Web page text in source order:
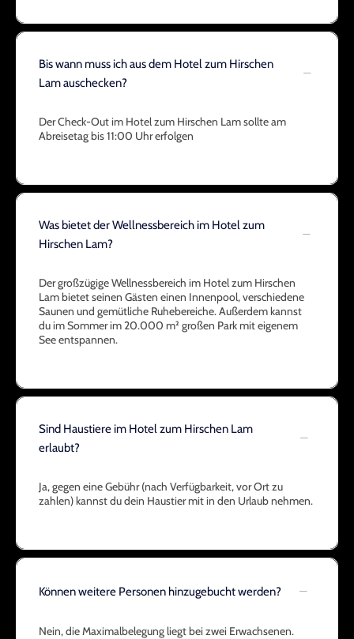
Bis wann muss ich aus dem Hotel zum Hirschen
Lam auschecken?
Der Check-Out im Hotel zum Hirschen Lam sollte am
Abreisetag bis 11:00 Uhr erfolgen
Was bietet der Wellnessbereich im Hotel zum
Hirschen Lam?
Der großzügige Wellnessbereich im Hotel zum Hirschen
Lam bietet seinen Gästen einen Innenpool, verschiedene
Saunen und gemütliche Ruhebereiche. Außerdem kannst
du im Sommer im 20.000 m² großen Park mit eigenem
See entspannen.
Sind Haustiere im Hotel zum Hirschen Lam
erlaubt?
Ja, gegen eine Gebühr (nach Verfügbarkeit, vor Ort zu
zahlen) kannst du dein Haustier mit in den Urlaub nehmen.
Können weitere Personen hinzugebucht werden?
Nein, die Maximalbelegung liegt bei zwei Erwachsenen.